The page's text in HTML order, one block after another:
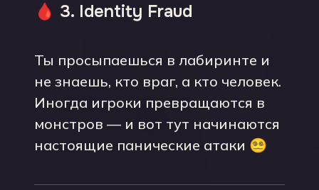
🩸 3. Identity Fraud
Ты просыпаешься в лабиринте и
не знаешь, кто враг, а кто человек.
Иногда игроки превращаются в
монстров — и вот тут начинаются
настоящие панические атаки 😵‍💫